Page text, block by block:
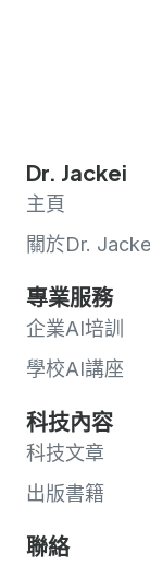
Dr. Jackei
主頁
關於Dr.
專業服務
企業AI培訓
學校AI講座
科技內容
科技文章
出版書籍
聯絡